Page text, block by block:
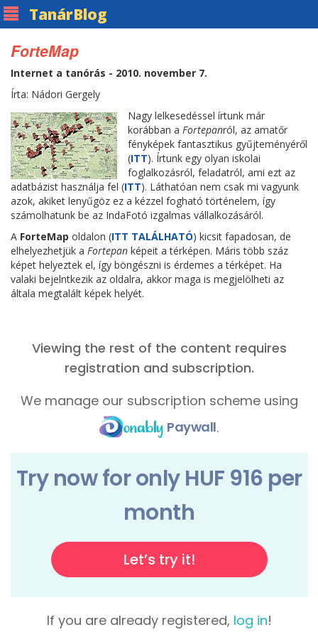
TanárBlog
ForteMap
Internet a tanórás - 2010. november 7.
Írta: Nádori Gergely
Nagy lelkesedéssel írtunk már
korábban a Fortepanról, az amatőr
fényképek fantasztikus gyűjteményéről
(ITT). Írtunk egy olyan iskolai
foglalkozásról, feladatról, ami ezt az
adatbázist használja fel (ITT). Láthatóan nem csak mi vagyunk
azok, akiket lenyűgöz ez a kézzel fogható történelem, így
számolhatunk be az IndaFotó izgalmas vállalkozásáról.
A ForteMap oldalon (ITT TALÁLHATÓ) kicsit fapadosan, de
elhelyezhetjük a Fortepan képeit a térképen. Máris több száz
képet helyeztek el, így böngészni is érdemes a térképet. Ha
valaki bejelntkezik az oldalra, akkor maga is megjelölheti az
általa megtalált képek helyét.